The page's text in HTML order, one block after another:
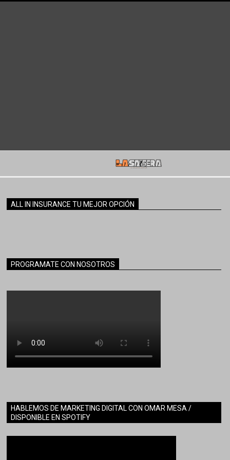
ALL IN INSURANCE TU MEJOR OPCIÓN
PROGRAMATE CON NOSOTROS
HABLEMOS DE MARKETING DIGITAL CON OMAR MESA /
DISPONIBLE EN SPOTIFY